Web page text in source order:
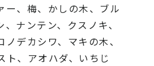
ー、梅、かしの木、ブル
ナンテン、クスノキ、
デカシワ、マキの木、
ト、アオハダ、いちじ